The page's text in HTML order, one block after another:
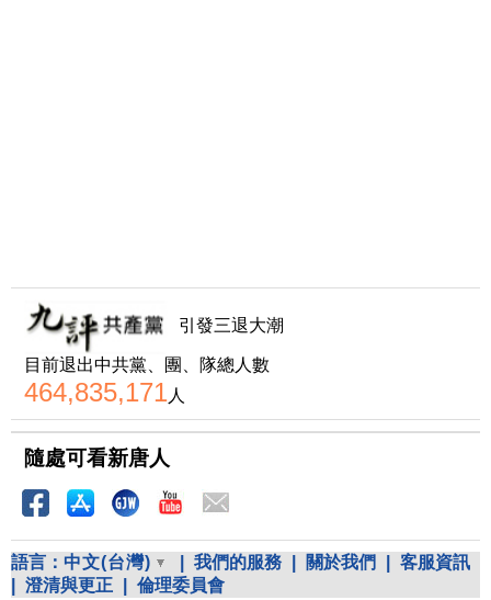
引發三退大潮
目前退出中共黨、團、隊總人數
464,835,171人
隨處可看新唐人
語言： 中文(台灣) 我們的服務 關於我們
客服資訊
澄清與更正 倫理委員會